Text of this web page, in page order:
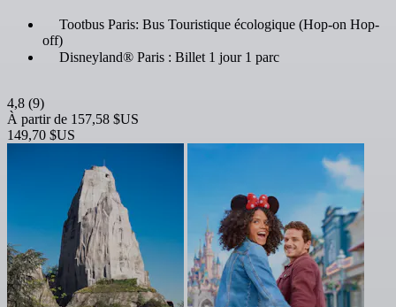
Tootbus Paris: Bus Touristique écologique (Hop-on Hop-
off)
Disneyland® Paris : Billet 1 jour 1 parc
4,8 (9)
À partir de 157,58 $US
149,70 $US